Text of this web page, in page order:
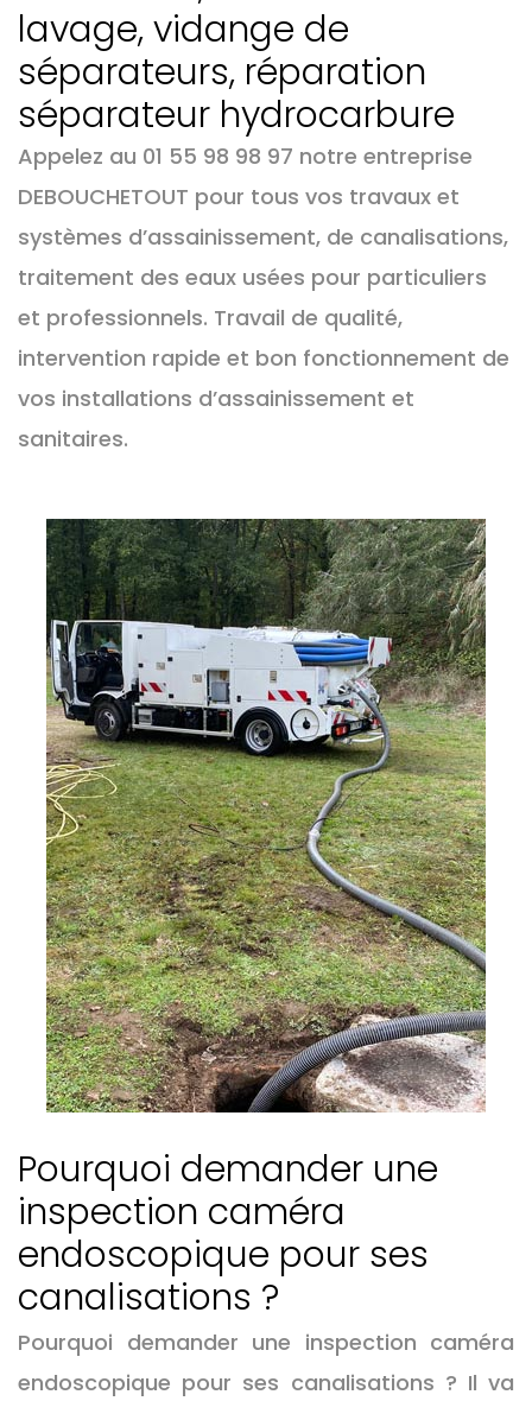
lavage, vidange de
séparateurs, réparation
séparateur hydrocarbure
Appelez au 01 55 98 98 97 notre entreprise
DEBOUCHETOUT pour tous vos travaux et
systèmes d’assainissement, de canalisations,
traitement des eaux usées pour particuliers
et professionnels. Travail de qualité,
intervention rapide et bon fonctionnement de
vos installations d’assainissement et
sanitaires.
Pourquoi demander une
inspection caméra
endoscopique pour ses
canalisations ?
Pourquoi demander une inspection caméra
endoscopique pour ses canalisations ? Il va